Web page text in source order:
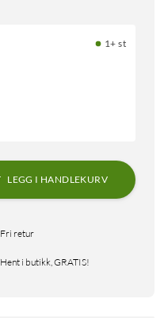
1+ st
LEGG I HANDLEKURV
Fri retur
Hent i butikk, GRATIS!